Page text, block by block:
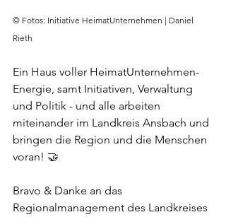
© Fotos: Initiative HeimatUnternehmen | Daniel
Rieth
Ein Haus voller HeimatUnternehmen-
Energie, samt Initiativen, Verwaltung
und Politik - und alle arbeiten
miteinander im Landkreis Ansbach und
bringen die Region und die Menschen
voran! 🤝
Bravo & Danke an das
Regionalmanagement des Landkreises